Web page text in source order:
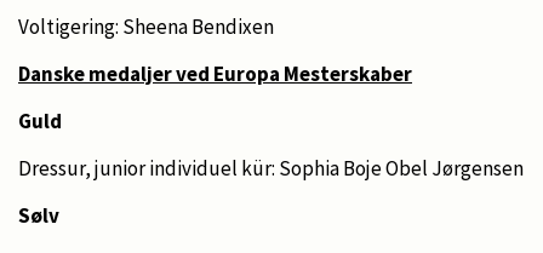
Voltigering: Sheena Bendixen
Danske medaljer ved Europa Mesterskaber
Guld
Dressur, junior individuel kür: Sophia Boje Obel Jørgensen
Sølv